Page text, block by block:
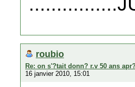
roubio
Re: on s'?tait donn? r.v 50 ans
16 janvier 2010, 15:01